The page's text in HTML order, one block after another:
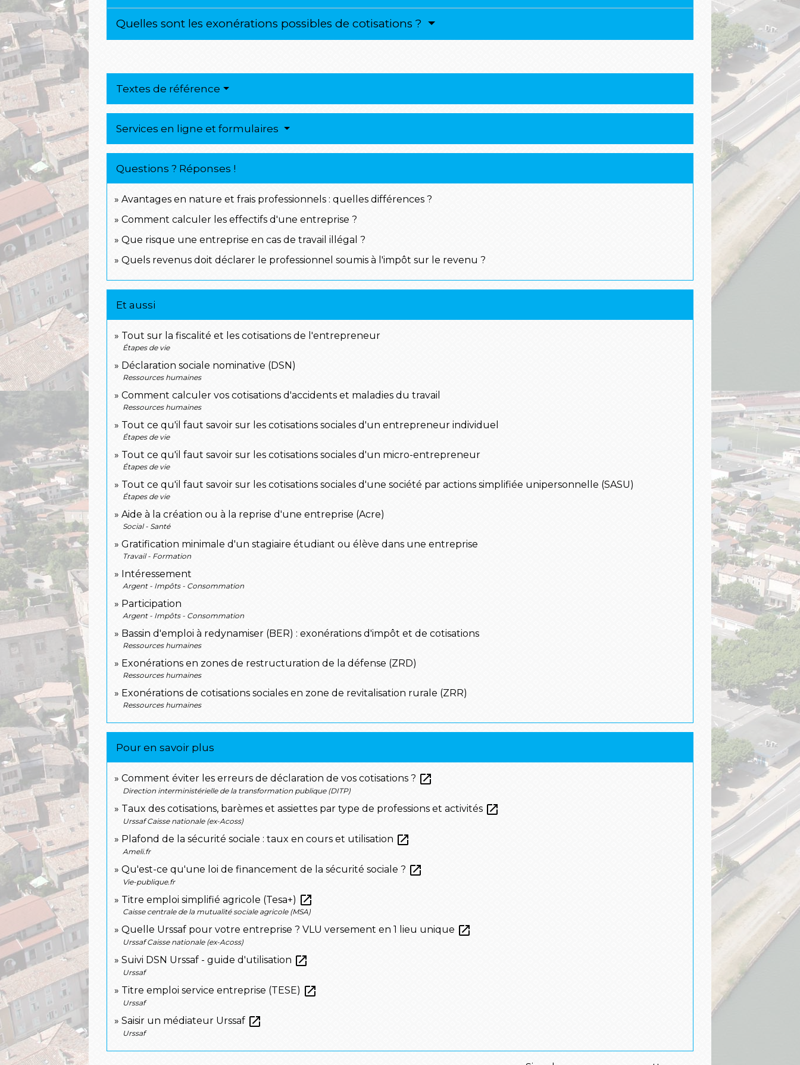
Quelles sont les exonérations possibles de cotisations ?
Textes de référence
Services en ligne et formulaires
Questions ? Réponses !
Avantages en nature et frais professionnels : quelles différences ?
Comment calculer les effectifs d'une entreprise ?
Que risque une entreprise en cas de travail illégal ?
Quels revenus doit déclarer le professionnel soumis à l'impôt sur le revenu ?
Et aussi
Tout sur la fiscalité et les cotisations de l'entrepreneur
Étapes de vie
Déclaration sociale nominative (DSN)
Ressources humaines
Comment calculer vos cotisations d'accidents et maladies du travail
Ressources humaines
Tout ce qu'il faut savoir sur les cotisations sociales d'un entrepreneur individuel
Étapes de vie
Tout ce qu'il faut savoir sur les cotisations sociales d'un micro-entrepreneur
Étapes de vie
Tout ce qu'il faut savoir sur les cotisations sociales d'une société par actions simplifiée unipersonnelle (SASU)
Étapes de vie
Aide à la création ou à la reprise d'une entreprise (Acre)
Social - Santé
Gratification minimale d'un stagiaire étudiant ou élève dans une entreprise
Travail - Formation
Intéressement
Argent - Impôts - Consommation
Participation
Argent - Impôts - Consommation
Bassin d'emploi à redynamiser (BER) : exonérations d'impôt et de cotisations
Ressources humaines
Exonérations en zones de restructuration de la défense (ZRD)
Ressources humaines
Exonérations de cotisations sociales en zone de revitalisation rurale (ZRR)
Ressources humaines
Pour en savoir plus
Comment éviter les erreurs de déclaration de vos cotisations ? open_in_new
Direction interministérielle de la transformation publique (DITP)
Taux des cotisations, barèmes et assiettes par type de professions et activités open_in_new
Urssaf Caisse nationale (ex-Acoss)
Plafond de la sécurité sociale : taux en cours et utilisation open_in_new
Ameli.fr
Qu'est-ce qu'une loi de financement de la sécurité sociale ? open_in_new
Vie-publique.fr
Titre emploi simplifié agricole (Tesa+) open_in_new
Caisse centrale de la mutualité sociale agricole (MSA)
Quelle Urssaf pour votre entreprise ? VLU versement en 1 lieu unique open_in_new
Urssaf Caisse nationale (ex-Acoss)
Suivi DSN Urssaf - guide d'utilisation open_in_new
Urssaf
Titre emploi service entreprise (TESE) open_in_new
Urssaf
Saisir un médiateur Urssaf open_in_new
Urssaf